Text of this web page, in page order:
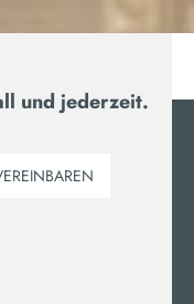
und jederzeit.